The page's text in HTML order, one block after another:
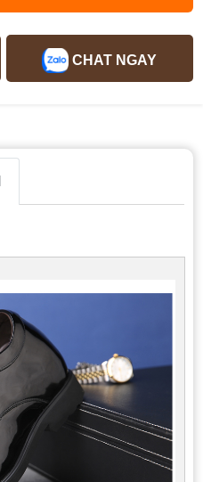
CHAT NGAY